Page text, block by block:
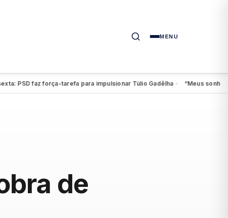
MENU
faz força-tarefa para impulsionar Túlio Gadêlha● “Meus sonhos
de